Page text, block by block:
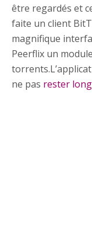
être regardés et
faite un client
magnifique
Peerflix un
ne pas rester